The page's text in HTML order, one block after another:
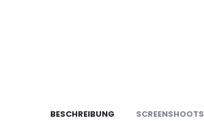
BESCHREIBUNG SCREENSHOOTS